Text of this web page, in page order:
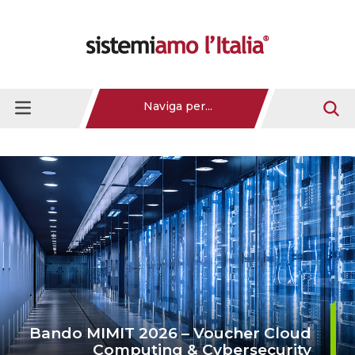
Naviga per...
Bando MIMIT 2026 – Voucher Cloud
Computing & Cybersecurity